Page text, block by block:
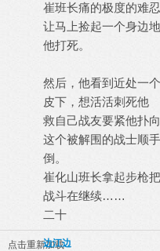
崔班长痛的极度的难
让马上捡起一个身边
他打死。
然后，他看到近处一
皮下，想活活刺死他
救自己战友要紧他扑
这个被解围的战士顺
倒。
崔化山班长拿起步枪
战斗在继续……
二十
点击重新加载
边江边